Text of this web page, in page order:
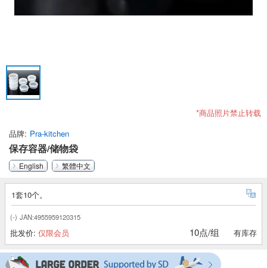
*商品照片禁止转载
品牌 Pra-kitchen
保存容器/储物袋
English 繁體中文
1套10个。
(-) JAN:4955959120315
批发价: 仅限会员 10点/组 有库存